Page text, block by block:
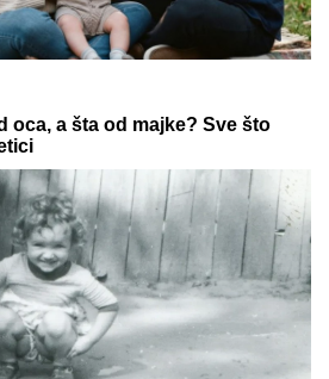
KA VATRI: MUP objavio
koji danima brane